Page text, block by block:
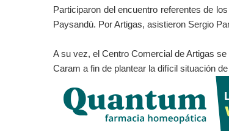
Participaron del encuentro referentes de
Paysandú. Por Artigas, asistieron Sergio
A su vez, el Centro Comercial de Artigas
Caram a fin de plantear la difícil situación